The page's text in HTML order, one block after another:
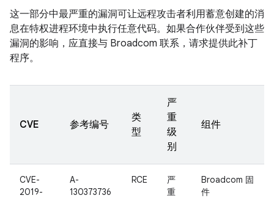
这一部分中最严重的漏洞可让远程攻击者利用蓄意创建的消
息在特权进程环境中执行任意代码。如果合作伙伴受到这些
漏洞的影响，应直接与 Broadcom 联系，请求提供此补丁
程序。
CVE 参考编号
类
型
严
重
级
别
组件
CVE-
2019-
A-
130373736
RCE
严
重
Broadcom 固
件